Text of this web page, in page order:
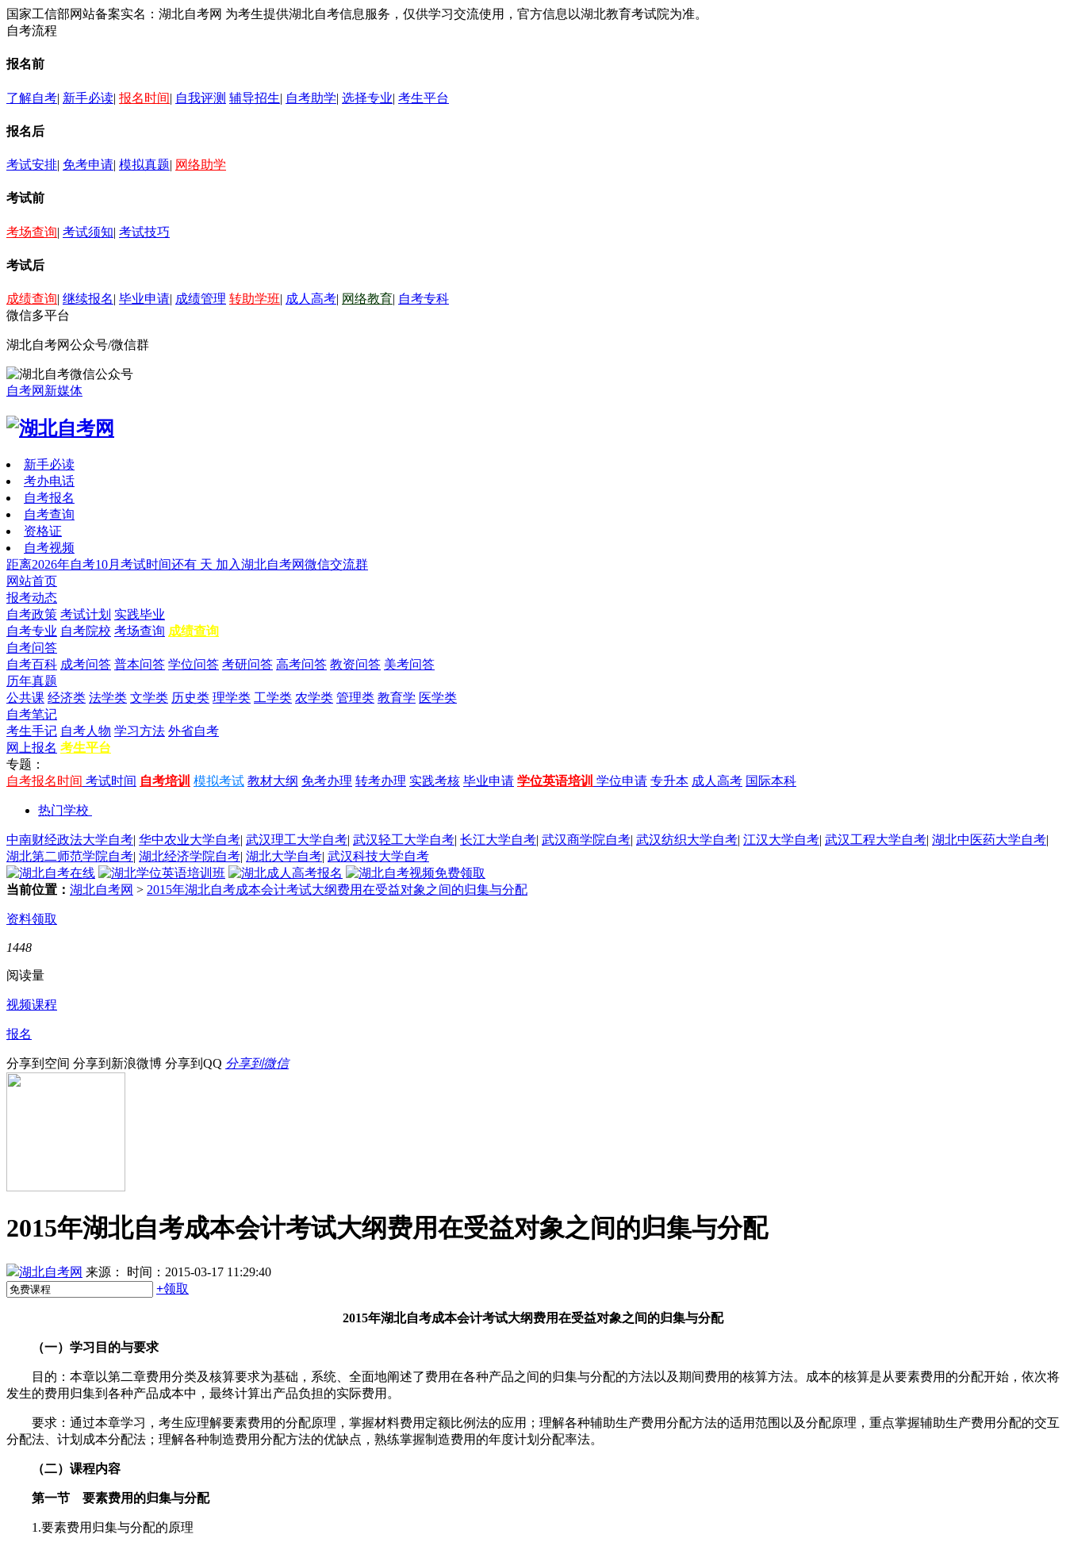
国家工信部网站备案实名：湖北自考网 为考生提供湖北自考信息服务，仅供学习交流使用，官方信息以湖北教育考试院为准。
自考流程
报名前
了解自考| 新手必读| 报名时间| 自我评测 辅导招生| 自考助学| 选择专业| 考生平台
报名后
考试安排| 免考申请| 模拟真题| 网络助学
考试前
考场查询| 考试须知| 考试技巧
考试后
成绩查询| 继续报名| 毕业申请| 成绩管理 转助学班| 成人高考| 网络教育| 自考专科
微信多平台
湖北自考网公众号/微信群
自考网新媒体
新手必读
考办电话
自考报名
自考查询
资格证
自考视频
距离2026年自考10月考试时间还有 天 加入湖北自考网微信交流群
网站首页
报考动态
自考政策 考试计划 实践毕业
自考专业 自考院校 考场查询 成绩查询
自考问答
自考百科 成考问答 普本问答 学位问答 考研问答 高考问答 教资问答 美考问答
历年真题
公共课 经济类 法学类 文学类 历史类 理学类 工学类 农学类 管理类 教育学 医学类
自考笔记
考生手记 自考人物 学习方法 外省自考
网上报名 考生平台
专题：
自考报名时间 考试时间 自考培训 模拟考试 教材大纲 免考办理 转考办理 实践考核 毕业申请 学位英语培训 学位申请 专升本 成人高考 国际本科
热门学校
中南财经政法大学自考| 华中农业大学自考| 武汉理工大学自考| 武汉轻工大学自考| 长江大学自考| 武汉商学院自考| 武汉纺织大学自考| 江汉大学自考| 武汉工程大学自考| 湖北中医药大学自考|
湖北第二师范学院自考| 湖北经济学院自考| 湖北大学自考| 武汉科技大学自考
当前位置： 湖北自考网 > 2015年湖北自考成本会计考试大纲费用在受益对象之间的归集与分配
资料领取
1448
阅读量
视频课程
报名
分享到空间 分享到新浪微博 分享到QQ 分享到微信
2015年湖北自考成本会计考试大纲费用在受益对象之间的归集与分配
湖北自考网 来源：
时间：2015-03-17 11:29:40
+领取
2015年湖北自考成本会计考试大纲费用在受益对象之间的归集与分配
（一）学习目的与要求
目的：本章以第二章费用分类及核算要求为基础，系统、全面地阐述了费用在各种产品之间的归集与分配的方法以及期间费用的核算方法。成本的核算是从要素费用的分配开始，依次将
发生的费用归集到各种产品成本中，最终计算出产品负担的实际费用。
要求：通过本章学习，考生应理解要素费用的分配原理，掌握材料费用定额比例法的应用；理解各种辅助生产费用分配方法的适用范围以及分配原理，重点掌握辅助生产费用分配的交互
分配法、计划成本分配法；理解各种制造费用分配方法的优缺点，熟练掌握制造费用的年度计划分配率法。
（二）课程内容
第一节 要素费用的归集与分配
1.要素费用归集与分配的原理